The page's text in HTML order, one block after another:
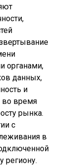
органами,
данных,
и
во время
рынка.
с
в
региону.